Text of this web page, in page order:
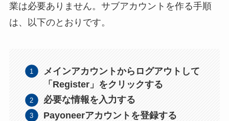
業は必要ありません。サブアカウントを作る手順
は、以下のとおりです。
メインアカウントからログアウトして
「Register」をクリックする
必要な情報を入力する
Payoneerアカウントを登録する